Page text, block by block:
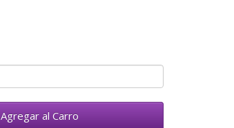
Agregar al Carro